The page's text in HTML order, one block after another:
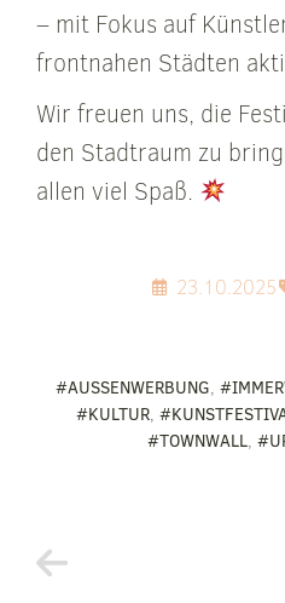
– mit Fokus auf
frontnahen Städten
Wir freuen uns, die
den Stadtraum zu
allen viel Spaß.
23.10.2025
#AUSSENWERBUNG ,
#KULTUR,
#TOWNWALL,